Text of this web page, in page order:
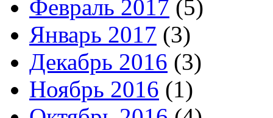
Февраль 2017 (5)
Январь 2017 (3)
Декабрь 2016 (3)
Ноябрь 2016 (1)